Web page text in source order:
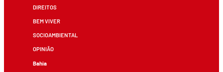
DIREITOS
BEM VIVER
SOCIOAMBIENTAL
OPINIÃO
Bahia